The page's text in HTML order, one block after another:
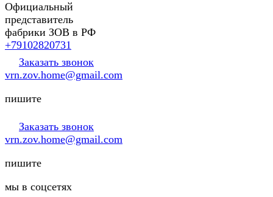
Официальный
представитель
фабрики ЗОВ в РФ
+79102820731
Заказать звонок
vrn.zov.home@gmail.com
пишите
Заказать звонок
vrn.zov.home@gmail.com
пишите
мы в соцсетях